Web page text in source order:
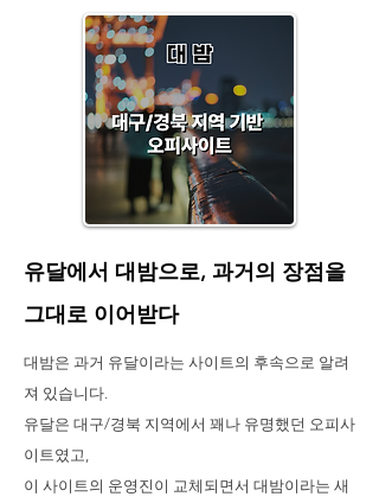
유달에서 대밤으로, 과거의 장점을
그대로 이어받다
대밤은 과거 유달이라는 사이트의 후속으로 알려
져 있습니다.
유달은 대구/경북 지역에서 꽤나 유명했던 오피사
이트였고,
이 사이트의 운영진이 교체되면서 대밤이라는 새